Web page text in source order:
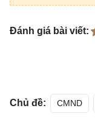
Đánh giá bài viết:
Chủ đề: CMND